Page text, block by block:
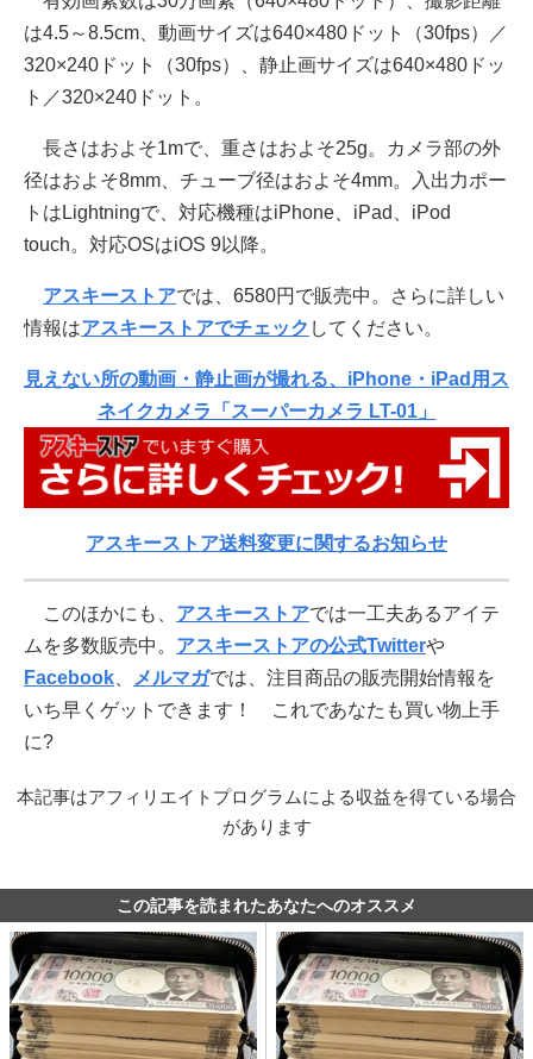
は4.5～8.5cm、動画サイズは640×480ドット（30fps）／
320×240ドット（30fps）、静止画サイズは640×480ドッ
ト／320×240ドット。
長さはおよそ1mで、重さはおよそ25g。カメラ部の外
径はおよそ8mm、チューブ径はおよそ4mm。入出力ポー
トはLightningで、対応機種はiPhone、iPad、iPod
touch。対応OSはiOS 9以降。
アスキーストアでは、6580円で販売中。さらに詳しい
情報はアスキーストアでチェック してください。
見えない所の動画・静止画が撮れる、iPhone・iPad用ス
ネイクカメラ「スーパーカメラ LT-01」
アスキーストア送料変更に関するお知らせ
このほかにも、 アスキーストアでは一工夫あるアイテ
ムを多数販売中。 アスキーストアの公式Twitterや
Facebook
メルマガでは、注目商品の販売開始情報を
いち早くゲットできます！ これであなたも買い物上手
に?
本記事はアフィリエイトプログラムによる収益を得ている場合
があります
この記事を読まれたあなたへのオススメ